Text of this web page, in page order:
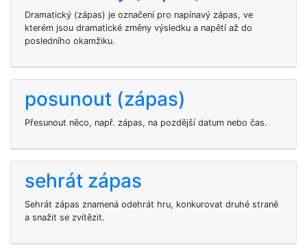
Dramatický (zápas) je označení pro napínavý zápas, ve
kterém jsou dramatické změny výsledku a napětí až do
posledního okamžiku.
posunout (zápas)
Přesunout něco, např. zápas, na pozdější datum nebo čas.
sehrát zápas
Sehrát zápas znamená odehrát hru, konkurovat druhé straně
a snažit se zvítězit.